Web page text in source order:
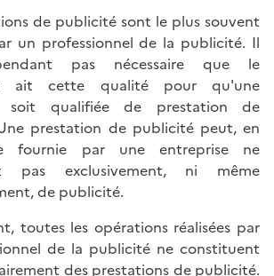
de publicité sont le plus souvent
un professionnel de la publicité. Il
pas nécessaire que le
ait cette qualité pour qu'une
soit qualifiée de prestation de
prestation de publicité peut, en
fournie par une entreprise ne
pas exclusivement, ni même
de publicité.
toutes les opérations réalisées par
de la publicité ne constituent
des prestations de publicité.